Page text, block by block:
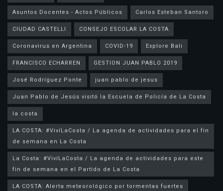
Asuntos Docentes - Actos Públicos
Carlos Esteban Santoro
CIUDAD CASTELLI
CONSEJO ESCOLAR LA COSTA
Coronavirus en Argentina
COVID-19
Explore Bali
FRANCISCO ECHARREN
GESTION JUAN PABLO 2019
José Rodríguez Ponte
juan pablo de jesus
la costa
LA COSTA: #VivíLaCosta / La agenda de actividades para el fin
de semana en La Costa
La Costa: #VivíLaCosta / La agenda de actividades para este
fin de semana en el Partido de La Costa
LA COSTA: Alerta meteorológico por tormentas fuertes